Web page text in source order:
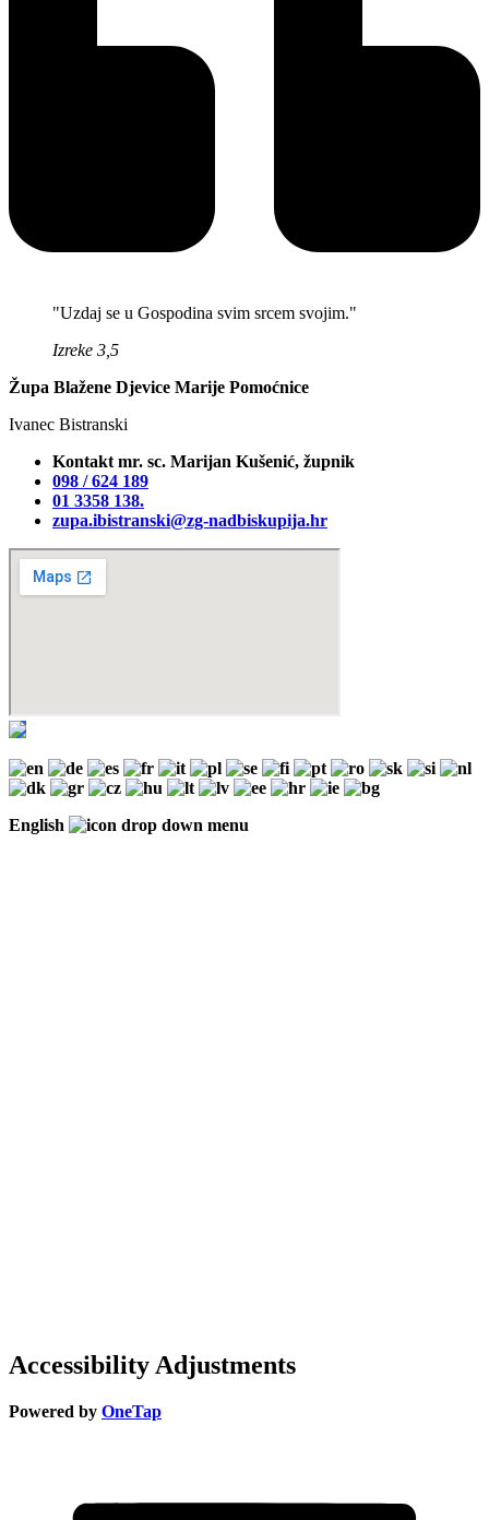
"Uzdaj se u Gospodina svim srcem svojim."
Izreke 3,5
Župa Blažene Djevice Marije Pomoćnice
Ivanec Bistranski
Kontakt mr. sc. Marijan Kušenić, župnik
098 / 624 189
01 3358 138‬.
zupa.ibistranski@zg-nadbiskupija.hr
English
Accessibility Adjustments
Powered by OneTap